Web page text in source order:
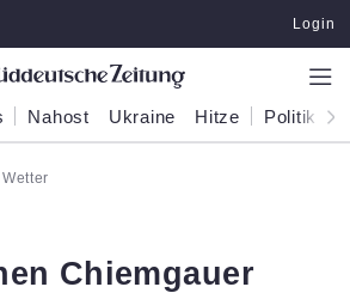
Login
Nahost Ukraine Hitze Politik
Wetter
Chiemgauer